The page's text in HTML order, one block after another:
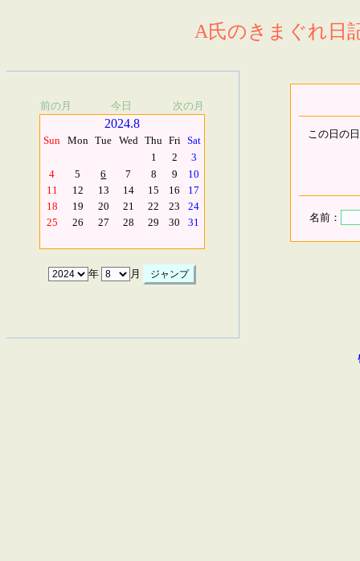
A氏のきまぐれ日
前の月 今日 次の月
2024.8
Sun Mon Tue Wed Thu Fri Sat
1
2
3
4
5 6 7 8 9
10
11
12 13 14 15 16
17
18
19 20 21 22 23
24
25
26 27 28 29 30 31
年 月
この日の
名前：